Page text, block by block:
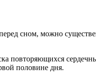
сном, можно
повторяющихся
половине дня.